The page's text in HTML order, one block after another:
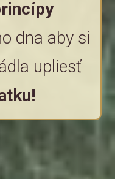
dna aby si
upliesť